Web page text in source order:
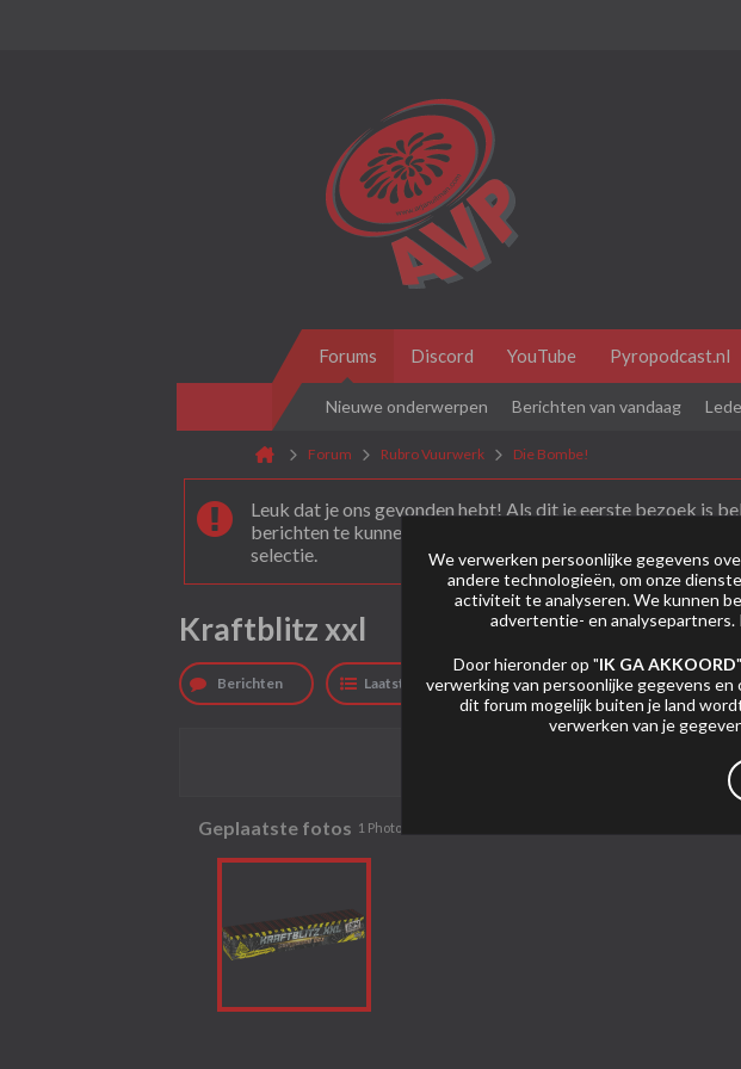
Forums Discord YouTube Pyropodcast.nl
Nieuwe onderwerpen Berichten van vandaag
Forum Rubro Vuurwerk Die Bombe!
Leuk dat je ons gevonden hebt! Als dit je eerste bezoek is
berichten te kunnen plaatsen moet je je eerst
.
selectie.
Kraftblitz xxl
Berichten Laatste activiteit Foto's
Geplaatste fotos 1 Photo
We verwerken persoonlijke gegevens
andere technologieën, om onze
activiteit te analyseren. We kunnen
advertentie- en analysepartners.
Door hieronder op "IK GA AKKOORD
verwerking van persoonlijke gegevens
dit forum mogelijk buiten je land
verwerken van je